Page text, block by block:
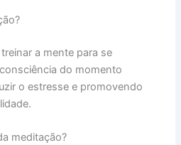
a mente para se
do momento
o estresse e promovendo
meditação?